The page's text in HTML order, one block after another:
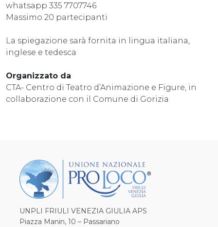
whatsapp 335 7707746
Massimo 20 partecipanti
La spiegazione sarà fornita in lingua italiana,
inglese e tedesca
Organizzato da
CTA- Centro di Teatro d’Animazione e Figure, in
collaborazione con il Comune di Gorizia
UNPLI FRIULI VENEZIA GIULIA APS
Piazza Manin, 10 – Passariano